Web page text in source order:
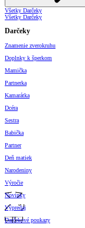
Všetky Darčeky
Všetky Darčeky
Darčeky
Znamenie zverokruhu
Doplnky k šperkom
Mamička
Partnerka
Kamarátka
Dcéra
Sestra
Babička
Partner
Deň matiek
Narodeniny
Výročie
Novinky
Výpredaj
Darčekové poukazy